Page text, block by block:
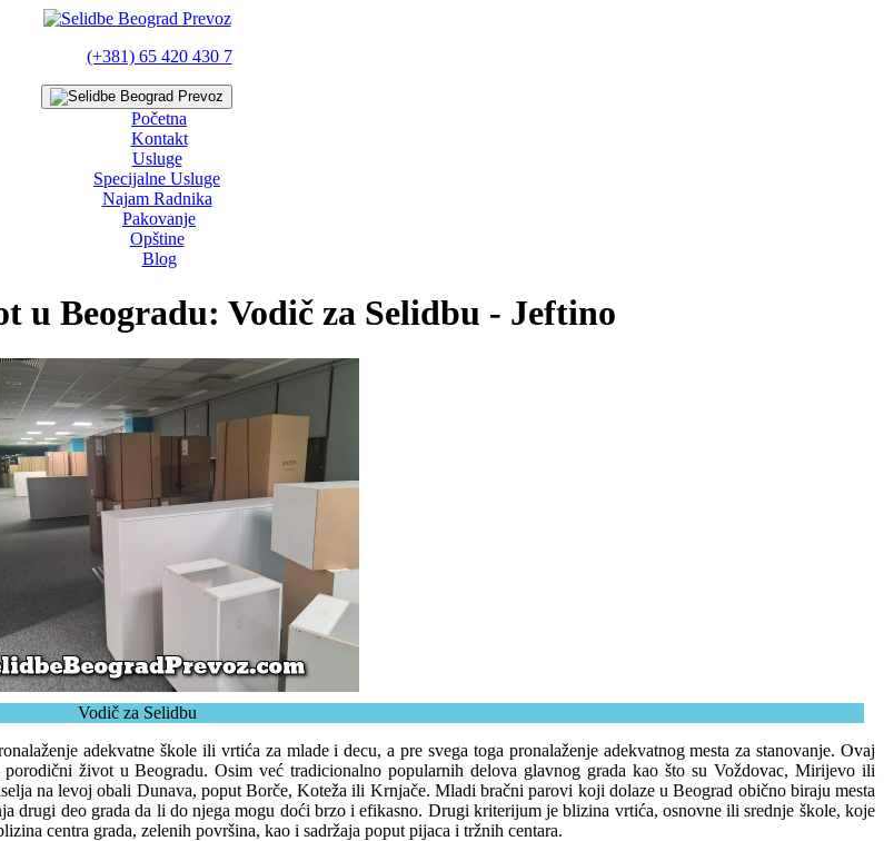
(+381) 65 420 430 7
Početna
Kontakt
Usluge
Specijalne Usluge
Najam Radnika
Pakovanje
Opštine
Blog
u Beogradu: Vodič za Selidbu - Jeftino
Vodič za Selidbu
adekvatne škole ili vrtića za mlade i decu, a pre svega toga pronalaženje adekvatnog mesta za stanovanje. Ovaj
život u Beogradu. Osim već tradicionalno popularnih delova glavnog grada kao što su Voždovac, Mirijevo ili
na levoj obali Dunava, poput Borče, Koteža ili Krnjače. Mladi bračni parovi koji dolaze u Beograd obično biraju mesta
drugi deo grada da li do njega mogu doći brzo i efikasno. Drugi kriterijum je blizina vrtića, osnovne ili srednje škole, koje
centra grada, zelenih površina, kao i sadržaja poput pijaca i tržnih centara.